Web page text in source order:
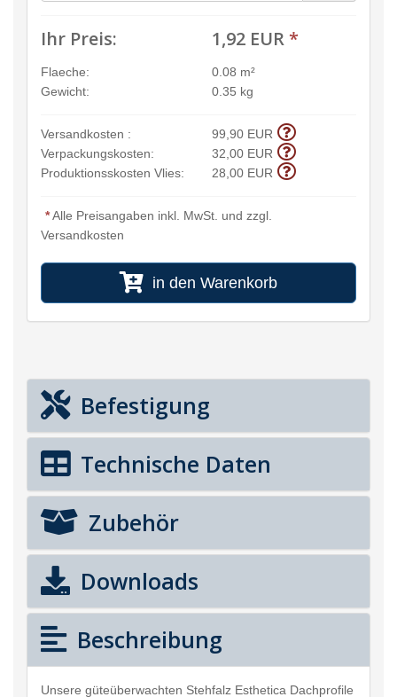
Ihr Preis: 1,92 EUR*
Flaeche:
0.08 m²
Gewicht:
0.35 kg
Versandkosten :
99,90 EUR
Verpackungskosten:
32,00 EUR
Produktionsskosten Vlies:
28,00 EUR
*Alle Preisangaben inkl. MwSt. und zzgl.
Versandkosten
in den Warenkorb
Befestigung
Technische Daten
Zubehör
Downloads
Beschreibung
Unsere güteüberwachten Stehfalz Esthetica Dachprofile